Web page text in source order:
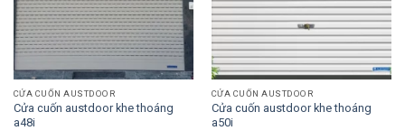
CỬA CUỐN AUSTDOOR
Cửa cuốn austdoor khe thoáng
a48i
CỬA CUỐN AUSTDOOR
Cửa cuốn austdoor khe thoáng
a50i